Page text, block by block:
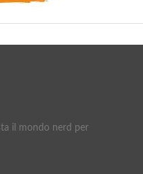
il mondo nerd per